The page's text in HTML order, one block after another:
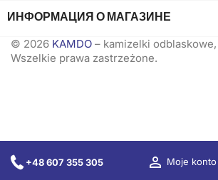
ИНФОРМАЦИЯ О МАГАЗИНЕ
© 2026 KAMDO – kamizelki
Wszelkie prawa zastrzeżone.
+48 607 355 305  Moje konto